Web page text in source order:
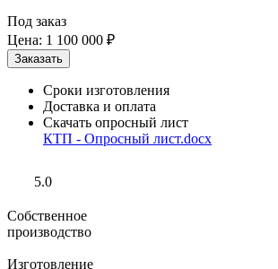
Под заказ
Цена: 1 100 000 ₽
Сроки изготовления
Доставка и оплата
Скачать опросный лист
КТП - Опросный лист.docx
5.0
Собственное
производство
Изготовление